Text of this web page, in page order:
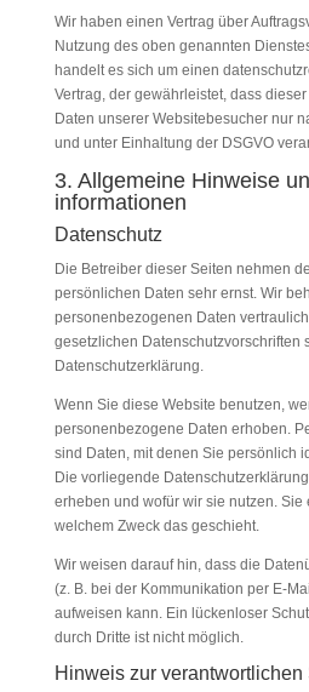
Wir haben einen Vertrag über
Nutzung des oben genannten
handelt es sich um einen
Vertrag, der gewährleistet, dass
Daten unserer Websitebesucher nur
und unter Einhaltung der DSGVO
3. Allgemeine Hinweise
informationen
Datenschutz
Die Betreiber dieser Seiten nehmen
persönlichen Daten sehr ernst. Wir
personenbezogenen Daten
gesetzlichen Datenschutzvorschriften
Datenschutzerklärung.
Wenn Sie diese Website benutzen,
personenbezogene Daten erhoben.
sind Daten, mit denen Sie persönlich
Die vorliegende
erheben und wofür wir sie nutzen. Sie
welchem Zweck das geschieht.
Wir weisen darauf hin, dass die
(z. B. bei der Kommunikation per E-
aufweisen kann. Ein lückenloser
durch Dritte ist nicht möglich.
Hinweis zur verantwortlichen